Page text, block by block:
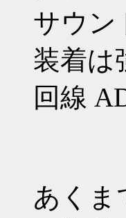
サウ
装着は
回線
あくま